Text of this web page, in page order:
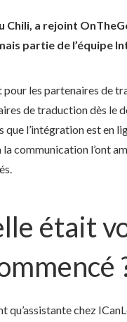
a rejoint
partie de l’équipe
les partenaires de
de traduction dès le
l’intégration est en
communication l’ont
était
qu’assistante chez